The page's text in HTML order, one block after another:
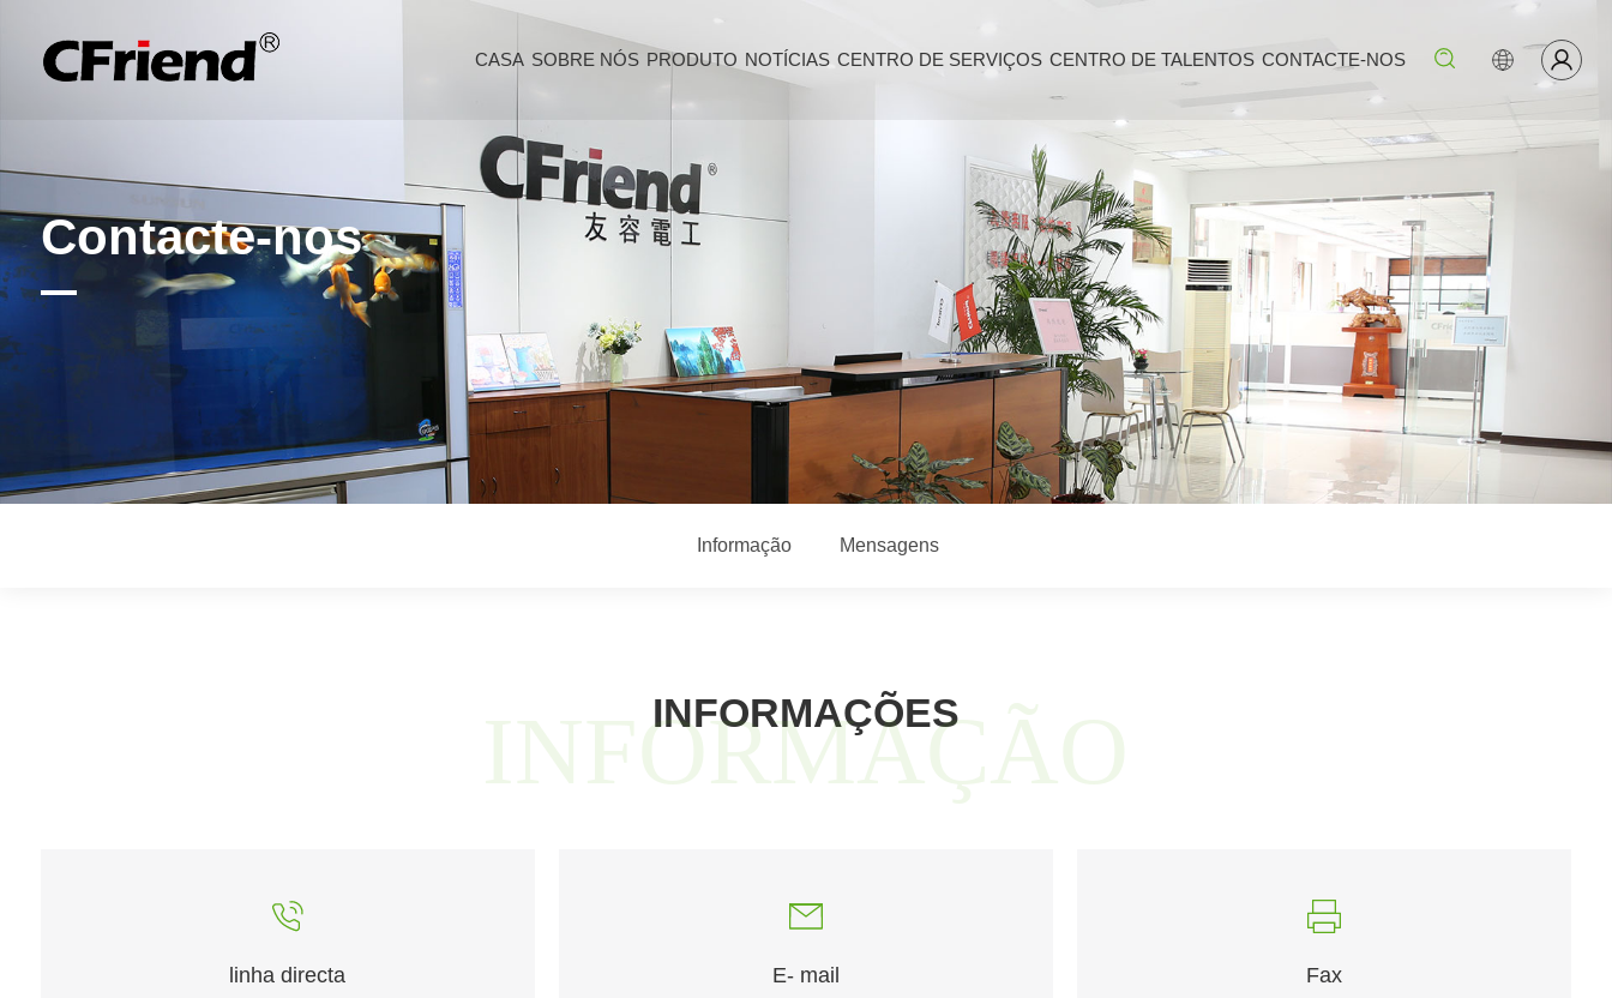
CASA SOBRE NÓS PRODUTO NOTÍCIAS CENTRO DE SERVIÇOS CENTRO DE TALENTOS CONTACTE-NOS
Procurar
Contacte-nos
Informação Mensagens
INFORMAÇÕES
INFORMAÇÃO
linha directa E- mail Fax